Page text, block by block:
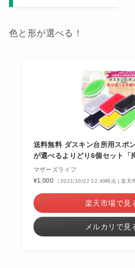
色と形が選べる！
送料無料 ダスキン台所用スポ
が選べるよりどり6個セット「
マザーズライフ
¥1,000
（2021/10/22 22:49時点 | 楽天
楽天市場で見
メルカリで見